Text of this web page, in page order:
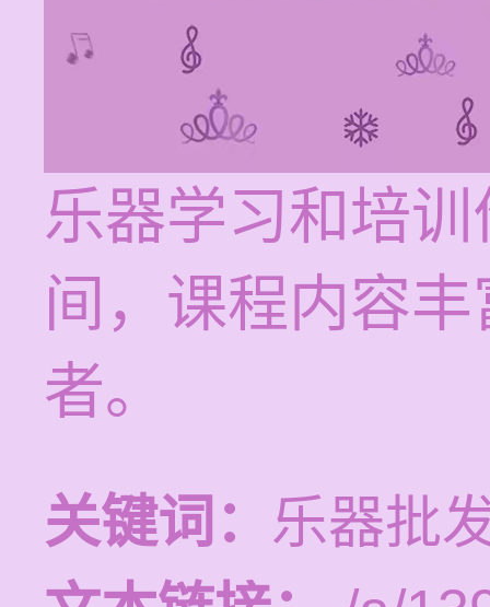
乐器学习和培
间，课程内容
者。
关键词： 乐器批